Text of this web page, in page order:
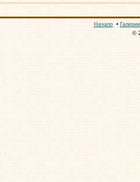
Начало • Галерии
©